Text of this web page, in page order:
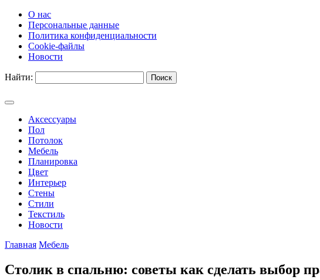
О нас
Персональные данные
Политика конфиденциальности
Cookie-файлы
Новости
Найти:
Аксессуары
Пол
Потолок
Мебель
Планировка
Цвет
Интерьер
Стены
Стили
Текстиль
Новости
Главная Мебель
Столик в спальню: советы как сделать выбор